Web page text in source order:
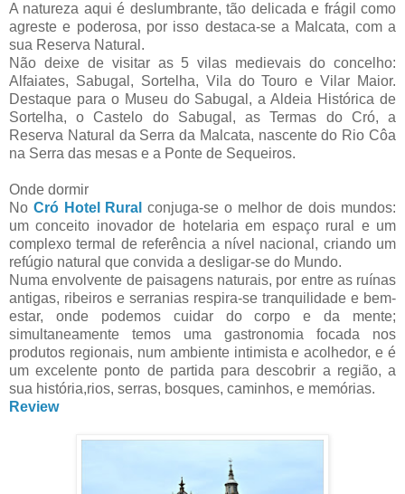
A natureza aqui é deslumbrante, tão delicada e frágil como
agreste e poderosa, por isso destaca-se a Malcata, com a
sua Reserva Natural.
Não deixe de visitar as 5 vilas medievais do concelho:
Alfaiates, Sabugal, Sortelha, Vila do Touro e Vilar Maior.
Destaque para o Museu do Sabugal, a Aldeia Histórica de
Sortelha, o Castelo do Sabugal, as Termas do Cró, a
Reserva Natural da Serra da Malcata, nascente do Rio Côa
na Serra das mesas e a Ponte de Sequeiros.
Onde dormir
No Cró Hotel Rural conjuga-se o melhor de dois mundos:
um conceito inovador de hotelaria em espaço rural e um
complexo termal de referência a nível nacional, criando um
refúgio natural que convida a desligar-se do Mundo.
Numa envolvente de paisagens naturais, por entre as ruínas
antigas, ribeiros e serranias respira-se tranquilidade e bem-
estar, onde podemos cuidar do corpo e da mente;
simultaneamente temos uma gastronomia focada nos
produtos regionais, num ambiente intimista e acolhedor, e é
um excelente ponto de partida para descobrir a região, a
sua história,rios, serras, bosques, caminhos, e memórias.
Review